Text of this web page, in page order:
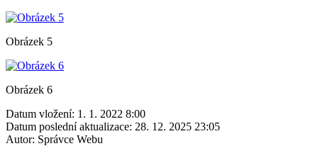
Obrázek 5
Obrázek 6
Datum vložení: 1. 1. 2022 8:00
Datum poslední aktualizace: 28. 12. 2025 23:05
Autor: Správce Webu